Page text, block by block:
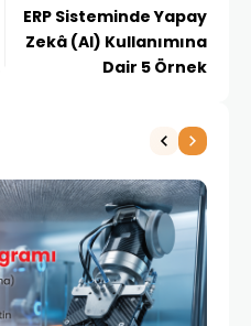
ERP Sisteminde Yapay
Zekâ (AI) Kullanımına
Dair 5 Örnek